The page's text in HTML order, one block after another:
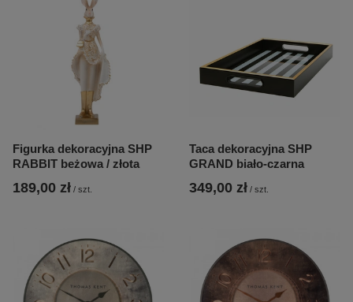
Figurka dekoracyjna SHP
RABBIT beżowa / złota
189,00 zł / szt.
Taca dekoracyjna SHP
GRAND biało-czarna
349,00 zł / szt.